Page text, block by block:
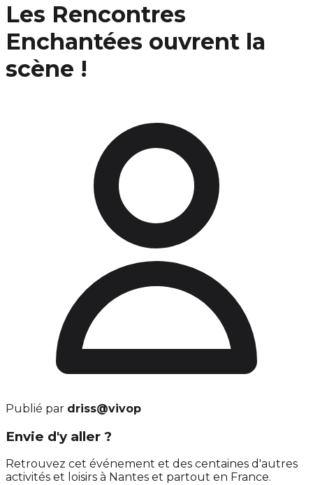
Les Rencontres
Enchantées ouvrent la
scène !
Publié par driss@vivop
Envie d'y aller ?
Retrouvez cet événement et des centaines d'autres
activités et loisirs à Nantes et partout en France.